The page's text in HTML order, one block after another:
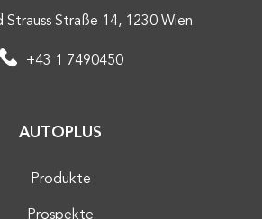
Strauss Straße 14, 1230 Wien
+43 1 7490450
AUTOPLUS
Produkte
Prospekte